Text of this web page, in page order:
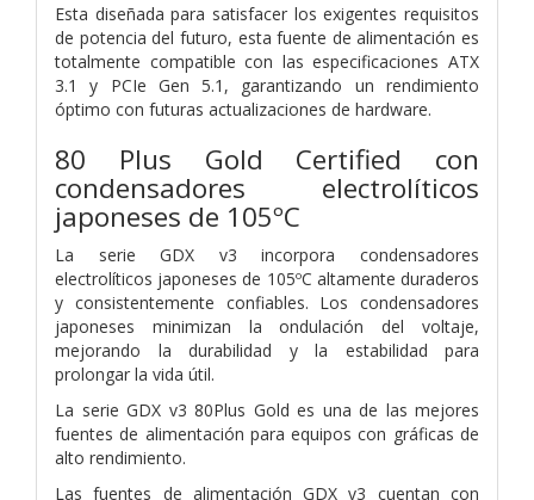
Esta diseñada para satisfacer los exigentes requisitos
de potencia del futuro, esta fuente de alimentación es
totalmente compatible con las especificaciones ATX
3.1 y PCIe Gen 5.1, garantizando un rendimiento
óptimo con futuras actualizaciones de hardware.
80 Plus Gold Certified con
condensadores electrolíticos
japoneses de 105ºC
La serie GDX v3 incorpora condensadores
electrolíticos japoneses de 105ºC altamente duraderos
y consistentemente confiables. Los condensadores
japoneses minimizan la ondulación del voltaje,
mejorando la durabilidad y la estabilidad para
prolongar la vida útil.
La serie GDX v3 80Plus Gold es una de las mejores
fuentes de alimentación para equipos con gráficas de
alto rendimiento.
Las fuentes de alimentación GDX v3 cuentan con